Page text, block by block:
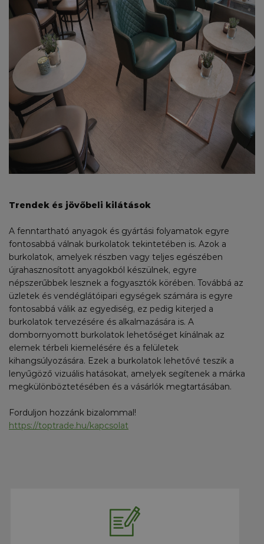
Trendek és jövőbeli kilátások
A fenntartható anyagok és gyártási folyamatok egyre
fontosabbá válnak burkolatok tekintetében is. Azok a
burkolatok, amelyek részben vagy teljes egészében
újrahasznosított anyagokból készülnek, egyre
népszerűbbek lesznek a fogyasztók körében. Továbbá az
üzletek és vendéglátóipari egységek számára is egyre
fontosabbá válik az egyediség, ez pedig kiterjed a
burkolatok tervezésére és alkalmazására is. A
dombornyomott burkolatok lehetőséget kínálnak az
elemek térbeli kiemelésére és a felületek
kihangsúlyozására. Ezek a burkolatok lehetővé teszik a
lenyűgöző vizuális hatásokat, amelyek segítenek a márka
megkülönböztetésében és a vásárlók megtartásában.
Forduljon hozzánk bizalommal!
https://toptrade.hu/kapcsolat